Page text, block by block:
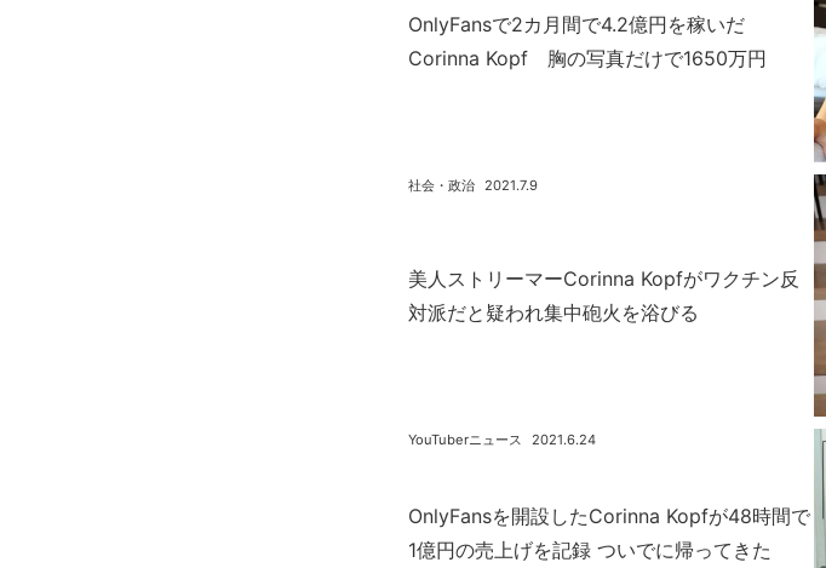
OnlyFansで2カ月間で4.2億円を稼いだ
Corinna Kopf 胸の写真だけで1650万円
美人ストリーマーCorinna Kopfがワクチン反
対派だと疑われ集中砲火を浴びる
2021.7.9
社会・政治
OnlyFansを開設したCorinna Kopfが48時間で
1億円の売上げを記録 ついでに帰ってきた
2021.6.24
YouTuberニュース